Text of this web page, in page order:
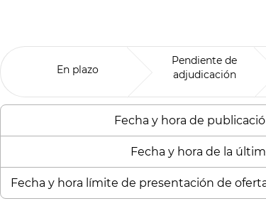
En plazo
Pendiente de
adjudicación
Fecha y hora de
Fecha y hora de la
Fecha y hora límite de presentación de